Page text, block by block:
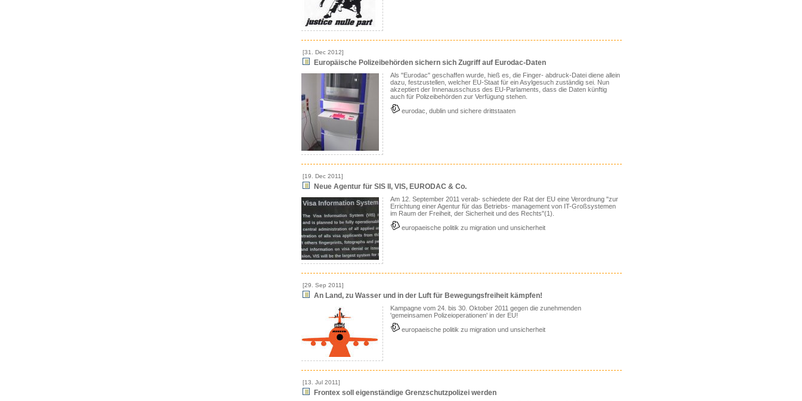
[31. Dec 2012]
Europäische Polizeibehörden sichern sich Zugriff auf Eurodac-Daten
Als "Eurodac" geschaffen wurde, hieß es, die Finger- abdruck-Datei diene allein
dazu, festzustellen, welcher EU-Staat für ein Asylgesuch zuständig sei. Nun
akzeptiert der Innenausschuss des EU-Parlaments, dass die Daten künftig
auch für Polizeibehörden zur Verfügung stehen.
eurodac, dublin und sichere drittstaaten
[19. Dec 2011]
Neue Agentur für SIS II, VIS, EURODAC & Co.
Am 12. September 2011 verab- schiedete der Rat der EU eine Verordnung "zur
Errichtung einer Agentur für das Betriebs- management von IT-Großsyste­men
im Raum der Freiheit, der Sicherheit und des Rechts"(1).
europaeische politik zu migration und unsicherheit
[29. Sep 2011]
An Land, zu Wasser und in der Luft für Bewegungsfreiheit kämpfen!
Kampagne vom 24. bis 30. Oktober 2011 gegen die zunehmenden
'gemeinsamen Polizeioperationen' in der EU!
europaeische politik zu migration und unsicherheit
[13. Jul 2011]
Frontex soll eigenständige Grenzschutzpolizei werden